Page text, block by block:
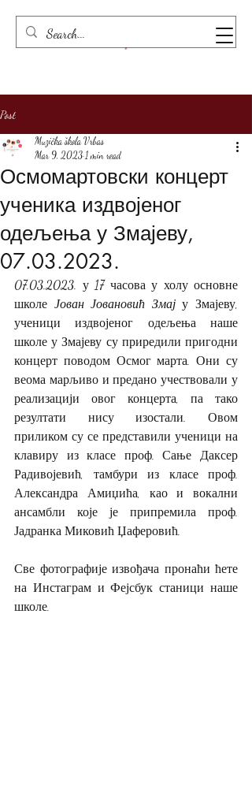
Post
Осмомартовски концерт
ученика издвојеног
одељења у Змајеву,
07.03.2023.
Muzička škola Vrbas
Mar 9, 2023 1 min read
07.03.2023. у 17 часова у холу основне
школе Јован Јовановић Змај у Змајеву,
ученици издвојеног одељења наше
школе у Змајеву су приредили пригодни
концерт поводом Осмог марта. Они су
веома марљиво и предано учествовали у
реализацији овог концерта, па тако
резултати нису изостали. Овом
приликом су се представили ученици на
клавиру из класе проф. Сање Даксер
Радивојевић, тамбури из класе проф.
Александра Амиџића, као и вокални
ансамбли које је припремила проф.
Јадранка Миковић Џаферовић.
Све фотографије извођача пронаћи ћете
на Инстаграм и Фејсбук станици наше
школе.